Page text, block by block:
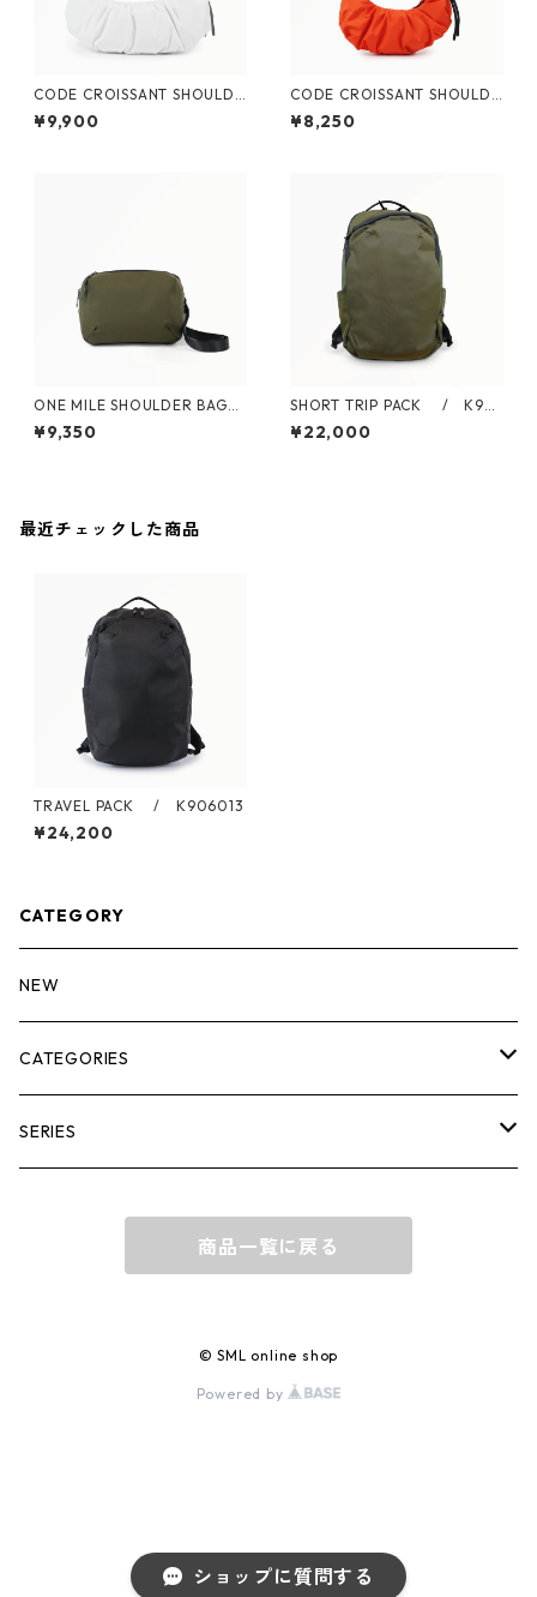
ショップに質問する
CODE CROISSANT SHOULDE
R L / K906008
¥9,900
CODE CROISSANT SHOULDE
R S / K906009
¥8,250
ONE MILE SHOULDER BAG
/ K906010
¥9,350
SHORT TRIP PACK / K90
6012
¥22,000
最近チェックした商品
TRAVEL PACK / K906013
¥24,200
CATEGORY
NEW
CATEGORIES
BACK PACK
TOTE / HAND BAG
SERIES
商品一覧に戻る
© SML online shop
Powered by